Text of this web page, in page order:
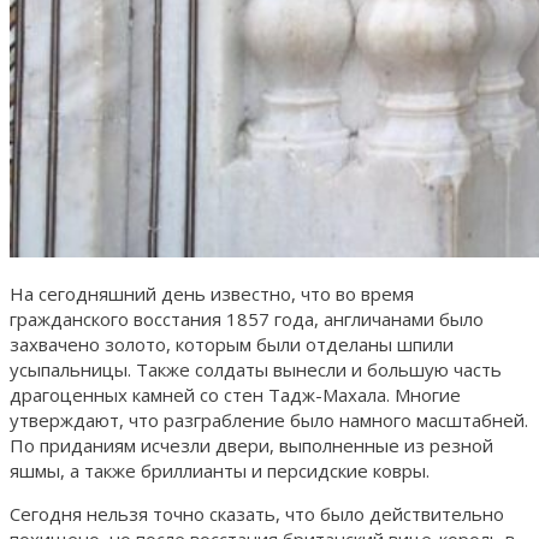
На сегодняшний день известно, что во время
гражданского восстания 1857 года, англичанами было
захвачено золото, которым были отделаны шпили
усыпальницы. Также солдаты вынесли и большую часть
драгоценных камней со стен Тадж-Махала. Многие
утверждают, что разграбление было намного масштабней.
По приданиям исчезли двери, выполненные из резной
яшмы, а также бриллианты и персидские ковры.
Сегодня нельзя точно сказать, что было действительно